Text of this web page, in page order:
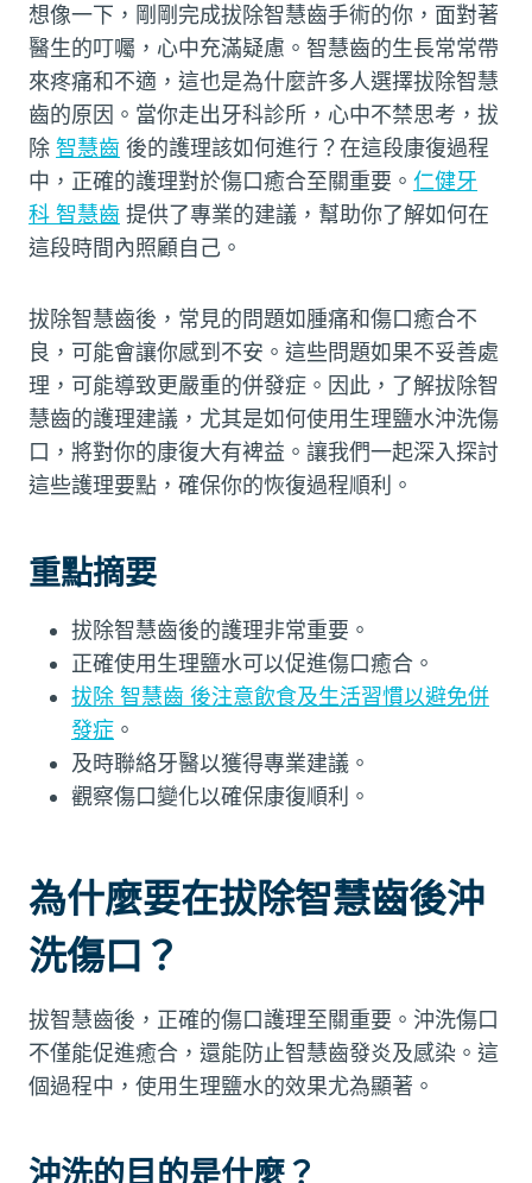
想像一下，剛剛完成拔除智慧齒手術的你，面對著
醫生的叮囑，心中充滿疑慮。智慧齒的生長常常帶
來疼痛和不適，這也是為什麼許多人選擇拔除智慧
齒的原因。當你走出牙科診所，心中不禁思考，拔
除 智慧齒 後的護理該如何進行？在這段康復過程
中，正確的護理對於傷口癒合至關重要。 仁健牙
科 智慧齒 提供了專業的建議，幫助你了解如何在
這段時間內照顧自己。
拔除智慧齒後，常見的問題如腫痛和傷口癒合不
良，可能會讓你感到不安。這些問題如果不妥善處
理，可能導致更嚴重的併發症。因此，了解拔除智
慧齒的護理建議，尤其是如何使用生理鹽水沖洗傷
口，將對你的康復大有裨益。讓我們一起深入探討
這些護理要點，確保你的恢復過程順利。
重點摘要
拔除智慧齒後的護理非常重要。
正確使用生理鹽水可以促進傷口癒合。
拔除 智慧齒 後注意飲食及生活習慣以避免併
發症 。
及時聯絡牙醫以獲得專業建議。
觀察傷口變化以確保康復順利。
為什麼要在拔除智慧齒後沖
洗傷口？
拔智慧齒後，正確的傷口護理至關重要。沖洗傷口
不僅能促進癒合，還能防止智慧齒發炎及感染。這
個過程中，使用生理鹽水的效果尤為顯著。
沖洗的目的是什麼？